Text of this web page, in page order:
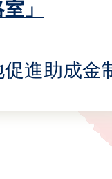
」
進助成金